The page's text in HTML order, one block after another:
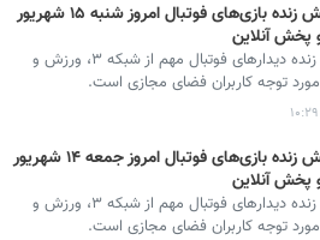
پخش زنده بازی‌های فوتبال امروز شنبه ۱۵ شهریور
پخش آنلاین
ساعت پخش زنده دیدارهای فوتبال مهم از شبکه ۳، ورزش و
توجه کاربران فضای مجازی است.
پخش زنده بازی‌های فوتبال امروز جمعه ۱۴‌ شهریور
پخش آنلاین
ساعت پخش زنده دیدارهای فوتبال مهم از شبکه ۳، ورزش و
توجه کاربران فضای مجازی است.